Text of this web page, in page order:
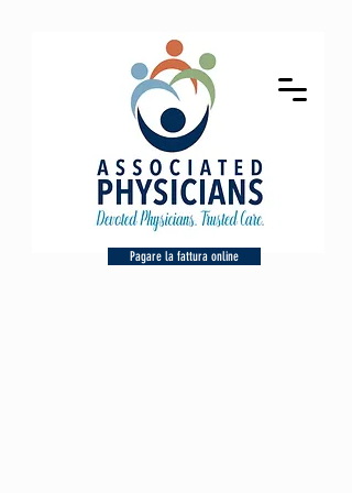
Pagare la fattura online